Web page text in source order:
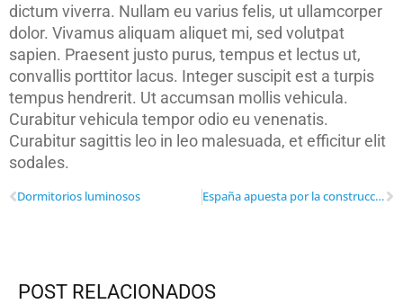
dictum viverra. Nullam eu varius felis, ut ullamcorper
dolor. Vivamus aliquam aliquet mi, sed volutpat
sapien. Praesent justo purus, tempus et lectus ut,
convallis porttitor lacus. Integer suscipit est a turpis
tempus hendrerit. Ut accumsan mollis vehicula.
Curabitur vehicula tempor odio eu venenatis.
Curabitur sagittis leo in leo malesuada, et efficitur elit
sodales.
Dormitorios luminosos España apuesta por la construcción sostenible
POST RELACIONADOS